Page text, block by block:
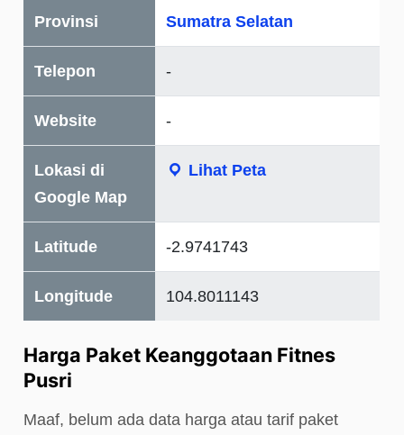
Provinsi Sumatra Selatan
Telepon -
Website -
Lokasi di
Google Map
Lihat Peta
Latitude -2.9741743
Longitude 104.8011143
Harga Paket Keanggotaan Fitnes
Pusri
Maaf, belum ada data harga atau tarif paket